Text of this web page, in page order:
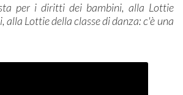
per i diritti dei bambini, alla Lottie
alla Lottie della classe di danza: c'è una